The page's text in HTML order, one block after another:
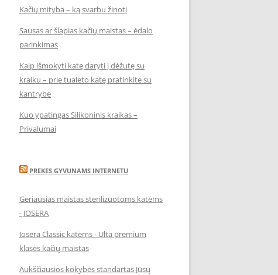
Kačių mityba – ką svarbu žinoti
Sausas ar šlapias kačių maistas – ėdalo
parinkimas
Kaip išmokyti katę daryti į dėžutę su
kraiku – prie tualeto katę pratinkite su
kantrybe
Kuo ypatingas Silikoninis kraikas –
Privalumai
PREKES GYVUNAMS INTERNETU
Geriausias maistas sterilizuotoms katėms
- JOSERA
Josera Classic katėms - Ulta premium
klasės kačių maistas
Aukščiausios kokybės standartas Jūsų